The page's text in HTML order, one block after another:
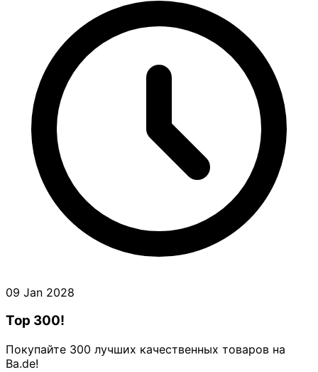
09 Jan 2028
Top 300!
Покупайте 300 лучших качественных товаров на
Ba.de!